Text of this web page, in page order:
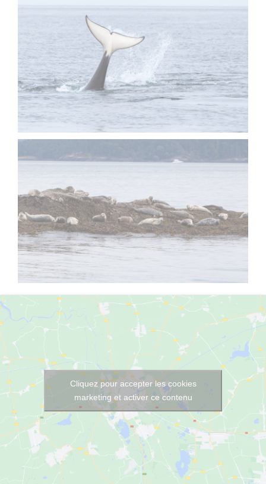
Cliquez pour accepter les cookies
marketing et activer ce contenu